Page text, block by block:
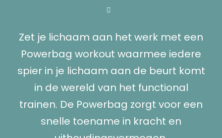
Zet je lichaam aan het werk met een
Powerbag workout waarmee iedere
spier in je lichaam aan de beurt komt
in de wereld van het functional
trainen. De Powerbag zorgt voor een
snelle toename in kracht en